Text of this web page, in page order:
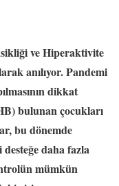
ve Hiperaktivite
anılıyor. Pandemi
dikkat
bulunan çocukları
bu dönemde
daha fazla
mümkün